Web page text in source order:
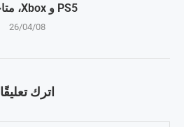
PS5 و Xbox، متاحة...
26/04/08
اترك تعليقًا